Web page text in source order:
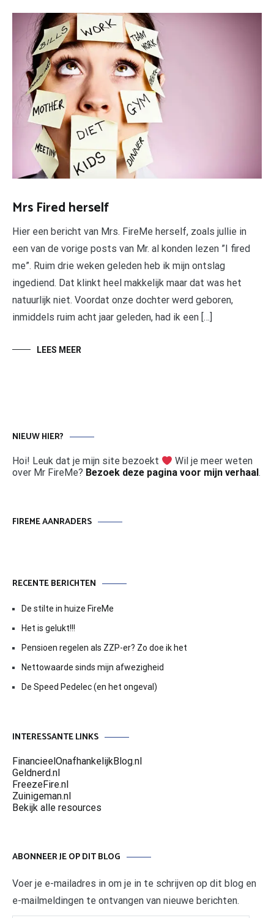
Mrs Fired herself
Hier een bericht van Mrs. FireMe herself, zoals jullie in
een van de vorige posts van Mr. al konden lezen ”I fired
me”. Ruim drie weken geleden heb ik mijn ontslag
ingediend. Dat klinkt heel makkelijk maar dat was het
natuurlijk niet. Voordat onze dochter werd geboren,
inmiddels ruim acht jaar geleden, had ik een […]
LEES MEER
NIEUW HIER?
Hoi! Leuk dat je mijn site bezoekt
Wil je meer weten
over Mr FireMe? Bezoek deze pagina voor mijn verhaal .
FIREME AANRADERS
RECENTE BERICHTEN
De stilte in huize FireMe
Het is gelukt!!!
Pensioen regelen als ZZP-er? Zo doe ik het
Nettowaarde sinds mijn afwezigheid
De Speed Pedelec (en het ongeval)
INTERESSANTE LINKS
FinancieelOnafhankelijkBlog.nl
Geldnerd.nl
FreezeFire.nl
Zuinigeman.nl
Bekijk alle resources
ABONNEER JE OP DIT BLOG
Voer je e-mailadres in om je in te schrijven op dit blog en
e-mailmeldingen te ontvangen van nieuwe berichten.